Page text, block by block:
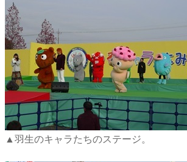
▲羽生のキャラたちのステージ。